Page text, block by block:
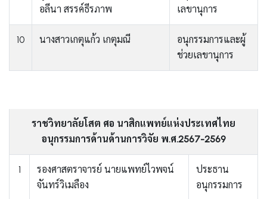
อลีนา สรรค์ธีรภาพ
เลขานุการ
10 นางสาวเกตุแก้ว เกตุมณี
อนุกรรมการและผู้
ช่วยเลขานุการ
ราชวิทยาลัยโสต ศอ นาสิกแพทย์แห่งประเทศไทย
อนุกรรมการด้านด้านการวิจัย พ.ศ.2567-2569
1
รองศาสตราจารย์ นายแพทย์ไวพจน์
จันทร์วิเมลือง
ประธาน
อนุกรรมการ